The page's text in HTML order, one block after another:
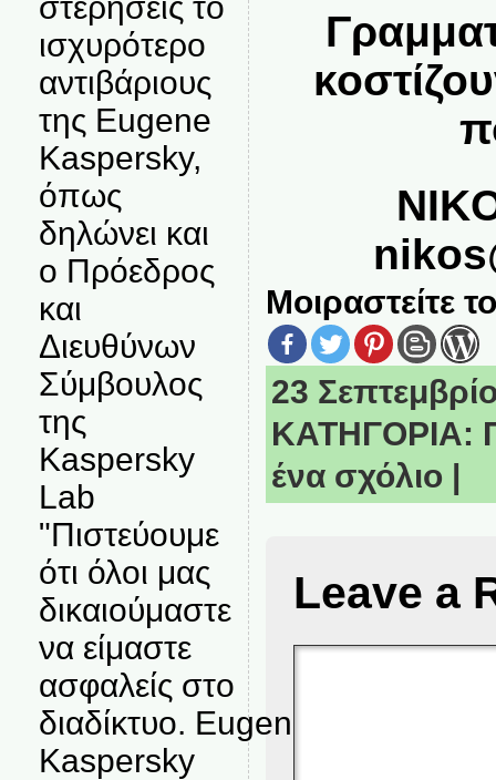
ισχυρότερο
αντιβάριους
της Eugene
Kaspersky,
όπως
δηλώνει και
ο Πρόεδρος
και
Διευθύνων
Σύμβουλος
της
Kaspersky
Lab
"Πιστεύουμε
ότι όλοι μας
δικαιούμαστε
να είμαστε
ασφαλείς στο
διαδίκτυο. Eugene
Kaspersky
Μοιραστείτε
23
ΚΑΤΗΓΟΡΙΑ:
ένα σχόλιο
Leave a